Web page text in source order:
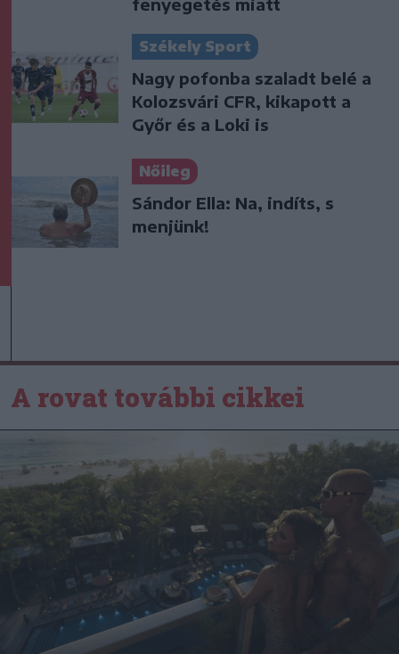
fenyegetés miatt
Székely Sport
Nagy pofonba szaladt belé a
Kolozsvári CFR, kikapott a
Győr és a Loki is
Nőileg
Sándor Ella: Na, indíts, s
menjünk!
A rovat további cikkei